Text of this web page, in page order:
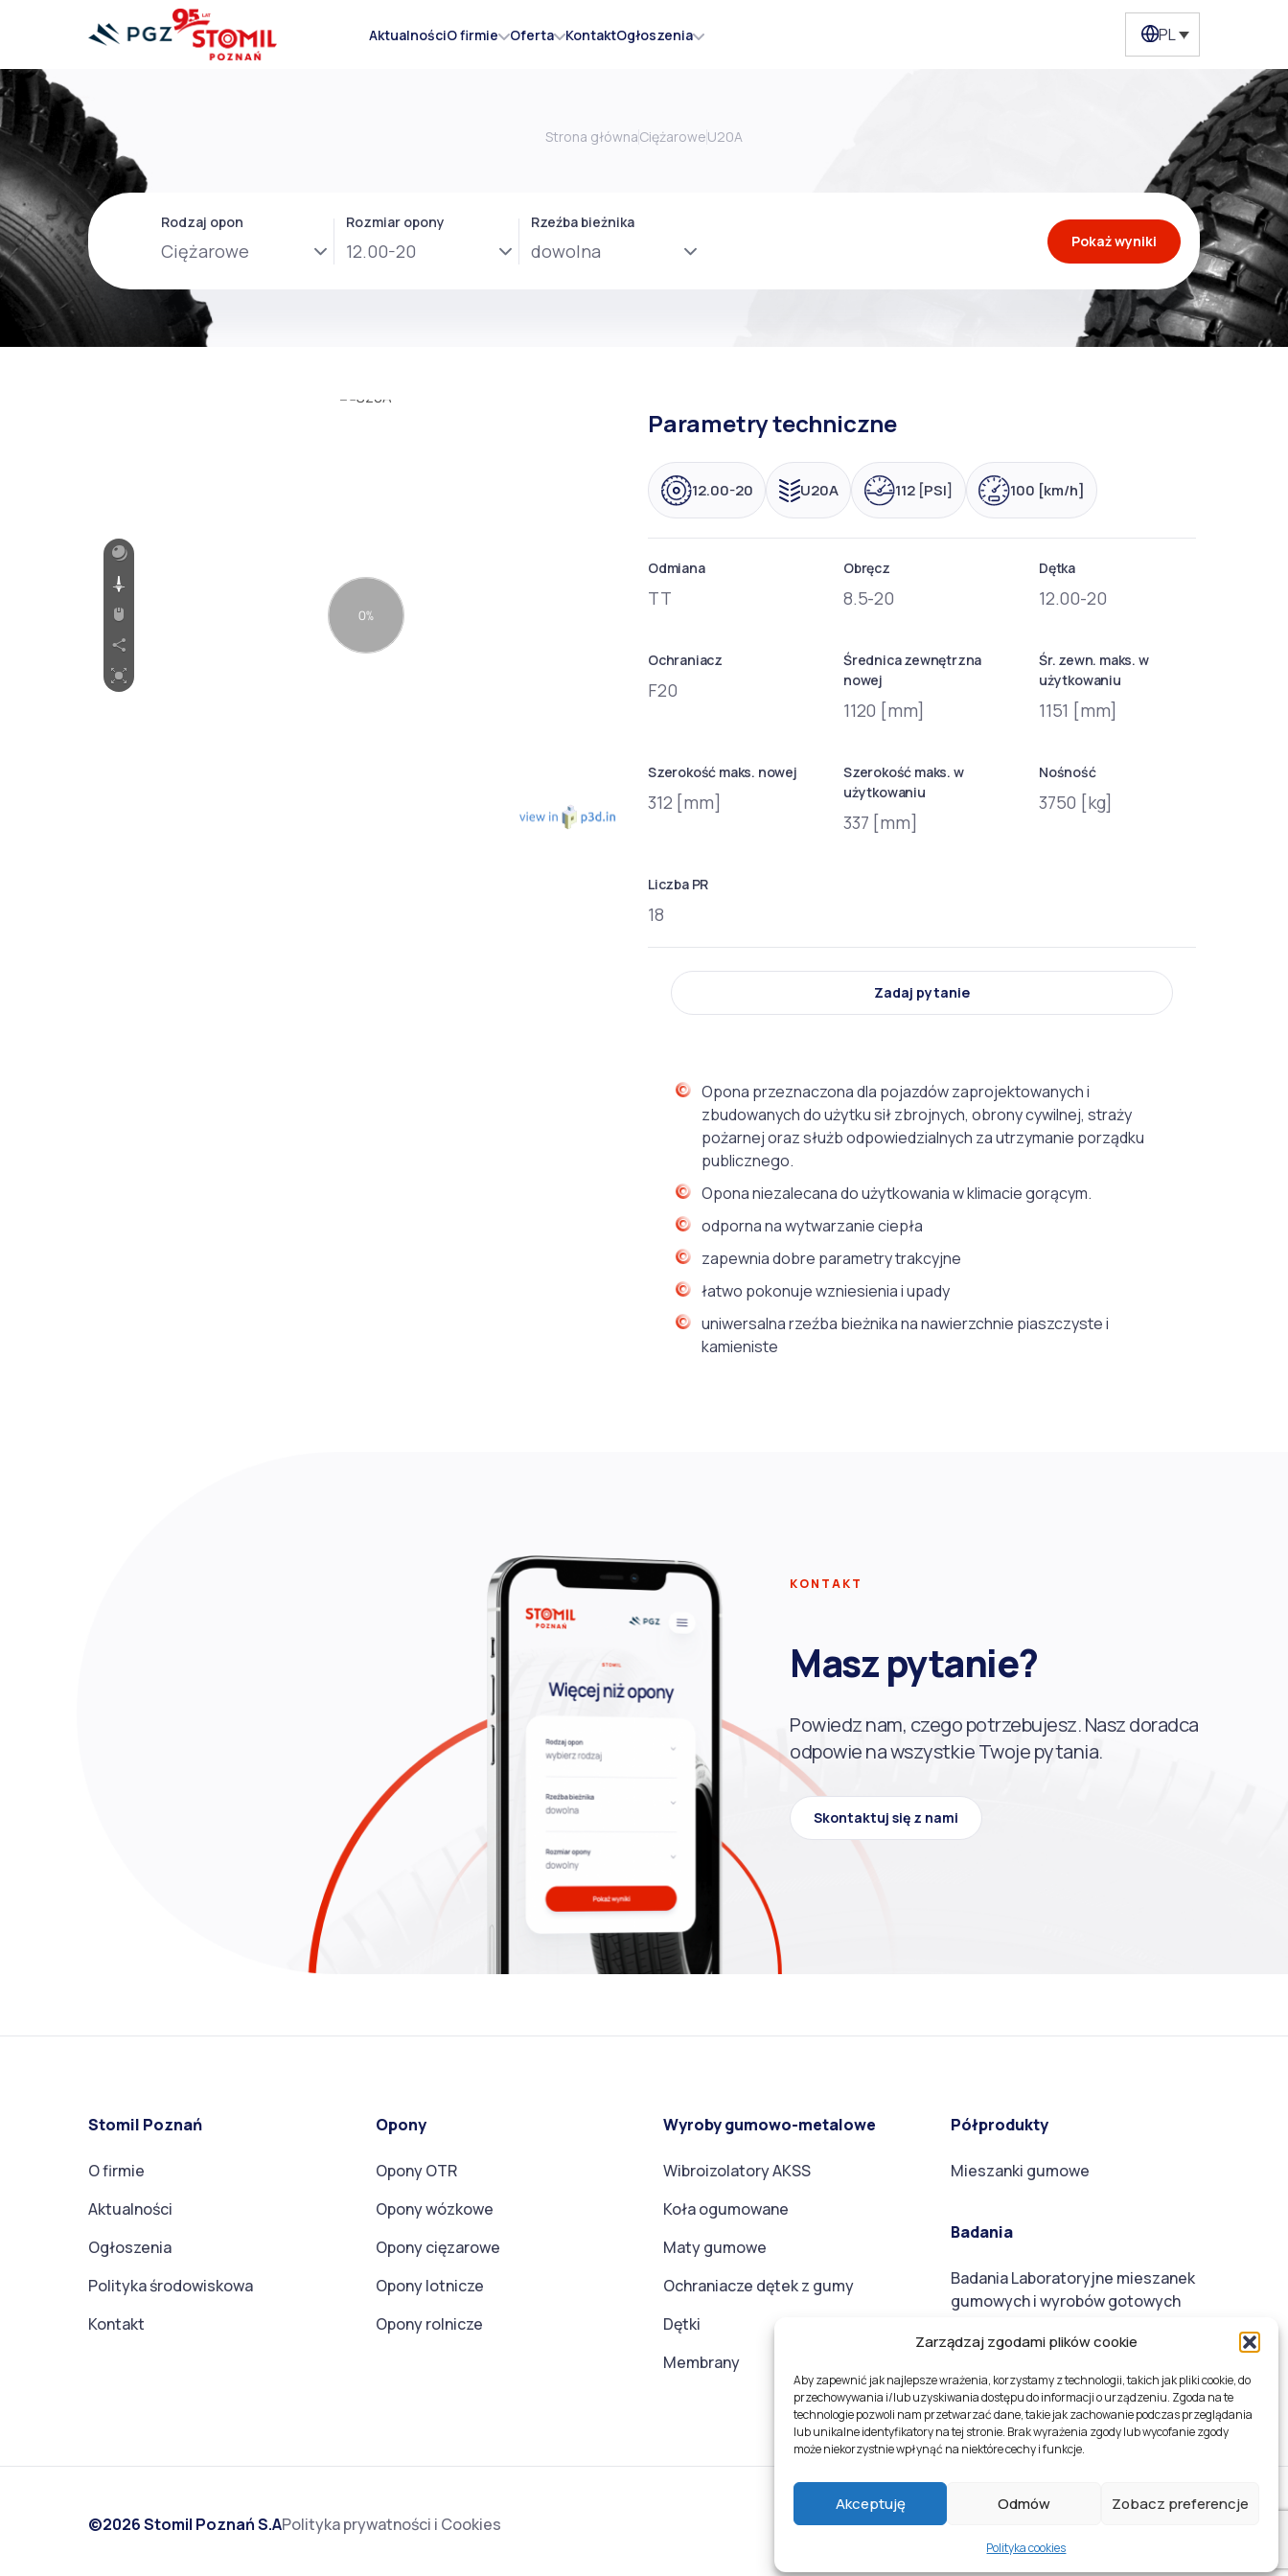
Zarządzaj zgodami plików cookie
Aby zapewnić jak najlepsze wrażenia, korzystamy z technologii, takich jak pliki cookie, do
przechowywania i/lub uzyskiwania dostępu do informacji o urządzeniu. Zgoda na te
technologie pozwoli nam przetwarzać dane, takie jak zachowanie podczas przeglądania
lub unikalne identyfikatory na tej stronie. Brak wyrażenia zgody lub wycofanie zgody
może niekorzystnie wpłynąć na niektóre cechy i funkcje.
Akceptuję Odmów Zobacz preferencje
Polityka cookies
AktualnościO firmie Oferta
Opony OTR
Opony wózkowe
Opony lotnicze
KontaktOgłoszenia PL
Strona głównaCiężaroweU20A
Rodzaj opon Rozmiar opony
Rzeźba bieżnika
Pokaż wyniki
Parametry techniczne
12.00-20 U20A 112 [PSI] 100 [km/h]
Odmiana
TT
Obręcz
8.5-20
Dętka
12.00-20
Ochraniacz
F20
Średnica zewnętrzna
nowej
1120 [mm]
Śr. zewn. maks. w
użytkowaniu
1151 [mm]
Szerokość maks. nowej
312 [mm]
Szerokość maks. w
użytkowaniu
337 [mm]
Nośność
3750 [kg]
Liczba PR
18
Zadaj pytanie
Opona przeznaczona dla pojazdów zaprojektowanych i
zbudowanych do użytku sił zbrojnych, obrony cywilnej, straży
pożarnej oraz służb odpowiedzialnych za utrzymanie porządku
publicznego.
Opona niezalecana do użytkowania w klimacie gorącym.
odporna na wytwarzanie ciepła
zapewnia dobre parametry trakcyjne
łatwo pokonuje wzniesienia i upady
uniwersalna rzeźba bieżnika na nawierzchnie piaszczyste i
kamieniste
KONTAKT
Masz pytanie?
Powiedz nam, czego potrzebujesz. Nasz doradca
odpowie na wszystkie Twoje pytania.
Skontaktuj się z nami
Stomil Poznań
O firmie
Aktualności
Ogłoszenia
Polityka środowiskowa
Kontakt
Opony
Opony OTR
Opony wózkowe
Opony cięzarowe
Opony lotnicze
Opony rolnicze
Wyroby gumowo-metalowe
Wibroizolatory AKSS
Koła ogumowane
Maty gumowe
Ochraniacze dętek z gumy
Dętki
Membrany
Półprodukty
Mieszanki gumowe
Badania
Badania Laboratoryjne mieszanek
gumowych i wyrobów gotowych
©2026 Stomil Poznań S.APolityka prywatności i Cookies